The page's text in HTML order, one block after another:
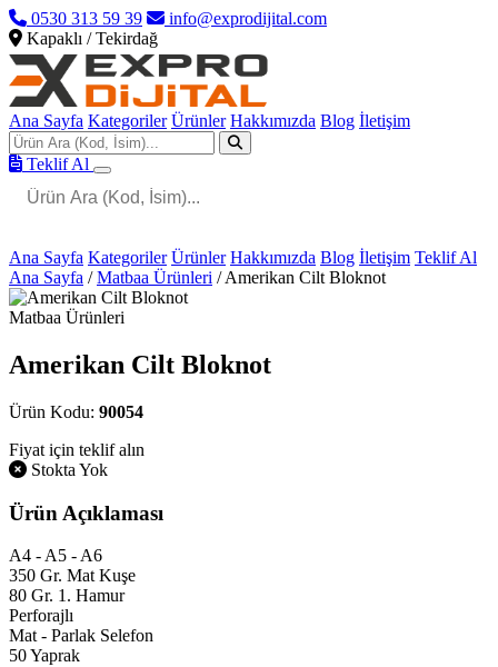
0530 313 59 39
info@exprodijital.com
Kapaklı / Tekirdağ
Ana Sayfa Kategoriler Ürünler Hakkımızda Blog İletişim
Teklif Al
Ana Sayfa Kategoriler Ürünler Hakkımızda Blog İletişim Teklif Al
Ana Sayfa / Matbaa Ürünleri / Amerikan Cilt Bloknot
Matbaa Ürünleri
Amerikan Cilt Bloknot
Ürün Kodu: 90054
Fiyat için teklif alın
Stokta Yok
Ürün Açıklaması
A4 - A5 - A6
350 Gr. Mat Kuşe
80 Gr. 1. Hamur
Perforajlı
Mat - Parlak Selefon
50 Yaprak